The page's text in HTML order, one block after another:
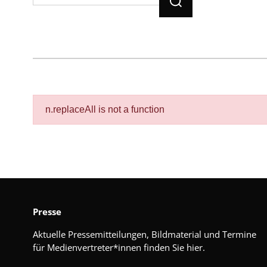
n.replaceAll is not a function
Presse
Aktuelle Pressemitteilungen, Bildmaterial und Termine
für Medienvertreter*innen finden Sie hier.